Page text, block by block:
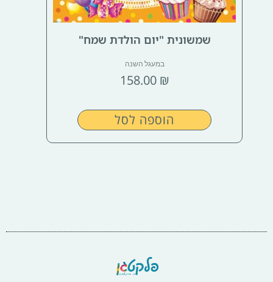
שמשונית "יום הולדת שמח"
במעגל השנה
158.00 ₪
הוספה לסל